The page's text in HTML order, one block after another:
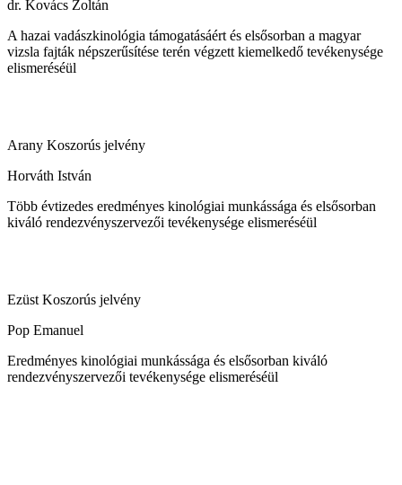
dr. Kovács Zoltán
A hazai vadászkinológia támogatásáért és elsősorban a magyar
vizsla fajták népszerűsítése terén végzett kiemelkedő tevékenysége
elismeréséül
Arany Koszorús jelvény
Horváth István
Több évtizedes eredményes kinológiai munkássága és elsősorban
kiváló rendezvényszervezői tevékenysége elismeréséül
Ezüst Koszorús jelvény
Pop Emanuel
Eredményes kinológiai munkássága és elsősorban kiváló
rendezvényszervezői tevékenysége elismeréséül